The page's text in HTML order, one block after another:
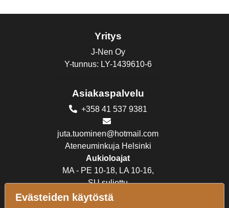
Yritys
J-Nen Oy
Y-tunnus: LY-1439610-6
Asiakaspalvelu
+358 41 537 9381
juta.tuominen@hotmail.com
Ateneuminkuja Helsinki
Aukioloajat
MA - PE 10-18, LA 10-16,
SU suljettu
Evästeiden käytöstä